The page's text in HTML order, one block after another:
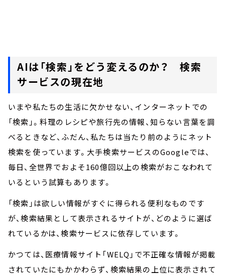
AIは「検索」をどう変えるのか？ 検索
サービスの現在地
いまや私たちの生活に欠かせない、インターネットでの
「検索」。料理のレシピや旅行先の情報、知らない言葉を調
べるときなど、ふだん、私たちは当たり前のようにネット
検索を使っています。大手検索サービスのGoogleでは、
毎日、全世界でおよそ160億回以上の検索がおこなわれて
いるという試算もあります。
「検索」は欲しい情報がすぐに得られる便利なものです
が、検索結果として表示されるサイトが、どのように選ば
れているかは、検索サービスに依存しています。
かつては、医療情報サイト「WELQ」で不正確な情報が掲載
されていたにもかかわらず、検索結果の上位に表示されて